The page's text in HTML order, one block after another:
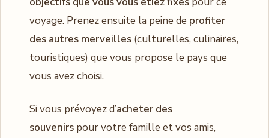
voyage. Prenez ensuite la peine de profiter
des autres merveilles (culturelles, culinaires,
touristiques) que vous propose le pays que
vous avez choisi.
Si vous prévoyez d’acheter des
souvenirs pour votre famille et vos amis,